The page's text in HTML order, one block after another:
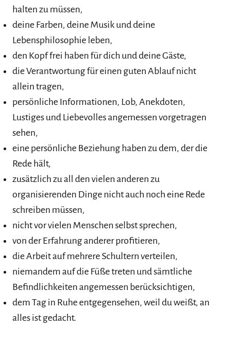
halten zu müssen,
deine Farben, deine Musik und deine
Lebensphilosophie leben,
den Kopf frei haben für dich und deine Gäste,
die Verantwortung für einen guten Ablauf nicht
allein tragen,
persönliche Informationen, Lob, Anekdoten,
Lustiges und Liebevolles angemessen vorgetragen
sehen,
eine persönliche Beziehung haben zu dem, der die
Rede hält,
zusätzlich zu all den vielen anderen zu
organisierenden Dinge nicht auch noch eine Rede
schreiben müssen,
nicht vor vielen Menschen selbst sprechen,
von der Erfahrung anderer profitieren,
die Arbeit auf mehrere Schultern verteilen,
niemandem auf die Füße treten und sämtliche
Befindlichkeiten angemessen berücksichtigen,
dem Tag in Ruhe entgegensehen, weil du weißt, an
alles ist gedacht.